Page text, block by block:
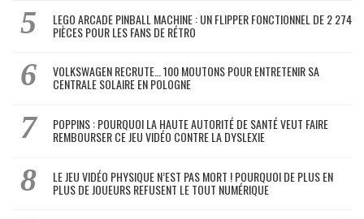
LEGO ARCADE PINBALL MACHINE : UN FLIPPER FONCTIONNEL DE 2 274
PIÈCES POUR LES FANS DE RÉTRO
VOLKSWAGEN RECRUTE… 100 MOUTONS POUR ENTRETENIR SA
CENTRALE SOLAIRE EN POLOGNE
POPPINS : POURQUOI LA HAUTE AUTORITÉ DE SANTÉ VEUT FAIRE
REMBOURSER CE JEU VIDÉO CONTRE LA DYSLEXIE
LE JEU VIDÉO PHYSIQUE N’EST PAS MORT ! POURQUOI DE PLUS EN
PLUS DE JOUEURS REFUSENT LE TOUT NUMÉRIQUE